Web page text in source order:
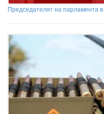
Председателят на парламента